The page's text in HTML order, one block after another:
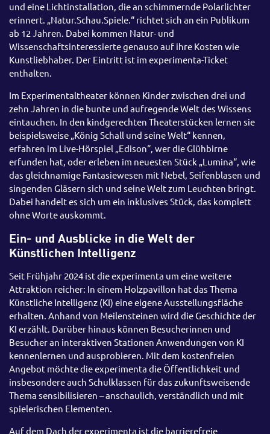
und eine Lichtinstallation, die an schimmernde Polarlichter
erinnert. „Natur.Schau.Spiele.“ richtet sich an ein Publikum
ab 12 Jahren. Dabei kommen Natur- und
Wissenschaftsinteressierte genauso auf ihre Kosten wie
Kunstliebhaber. Der Eintritt ist im experimenta-Ticket
enthalten.
Im Experimentaltheater können Kinder zwischen drei und
zehn Jahren in die bunte und aufregende Welt des Wissens
eintauchen. In den kindgerechten Theaterstücken lernen sie
beispielsweise „König Schall und seine Welt“ kennen,
erfahren im Live-Hörspiel „Edison“, wer die Glühbirne
erfunden hat, oder erleben im neuesten Stück „Lumina“, wie
das gleichnamige Fantasiewesen mit Nebel, Seifenblasen und
singenden Gläsern sich und seine Welt zum Leuchten bringt.
Dabei handelt es sich um ein inklusives Stück, das komplett
ohne Worte auskommt.
Ein- und Ausblicke in die Welt der
Künstlichen Intelligenz
Seit Frühjahr 2024 ist die experimenta um eine weitere
Attraktion reicher: In einem Holzpavillon hat das Thema
Künstliche Intelligenz (KI) eine eigene Ausstellungsfläche
erhalten. Anhand von Meilensteinen wird die Geschichte der
KI erzählt. Darüber hinaus können Besucherinnen und
Besucher an interaktiven Stationen Anwendungen von KI
kennenlernen und ausprobieren. Mit dem kostenfreien
Angebot möchte die experimenta die Öffentlichkeit und
insbesondere auch Schulklassen für das zukunftsweisende
Thema sensibilisieren – anschaulich, verständlich und mit
spielerischen Elementen.
Auf dem Dach der experimenta ist die barrierefreie